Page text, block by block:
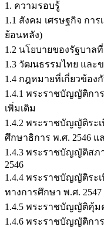
1. ความรอบรู้
1.1 สังคม เศรษฐกิจ กา
ย้อนหลัง)
1.2 นโยบายของรัฐบาล
1.3 วัฒนธรรมไทย และ
1.4 กฎหมายที่เกี่ยวข้อง
1.4.1 พระราชบัญญัติกา
เพิ่มเติม
1.4.2 พระราชบัญญัติระ
ศึกษาธิการ พ.ศ. 2546 แ
1.4.3 พระราชบัญญัติสภ
2546
1.4.4 พระราชบัญญัติระ
ทางการศึกษา พ.ศ.
1.4.5 พระราชบัญญัติคุ้ม
1.4.6 พระราชบัญญัติกา